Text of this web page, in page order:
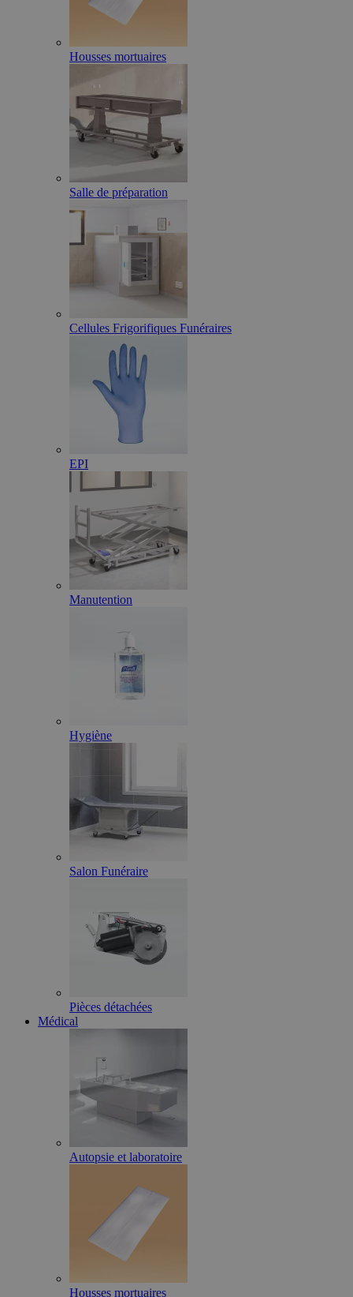
Housses mortuaires
Salle de préparation
Cellules Frigorifiques Funéraires
EPI
Manutention
Hygiène
Salon Funéraire
Pièces détachées
Médical
Autopsie et laboratoire
Housses mortuaires